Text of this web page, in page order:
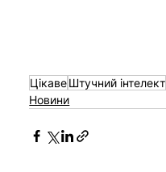
ЦікавеШтучний інтелект
Новини